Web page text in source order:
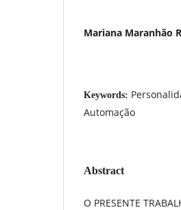
Mariana Maranhão
Keywords:
Automação
Abstract
O PRESENTE